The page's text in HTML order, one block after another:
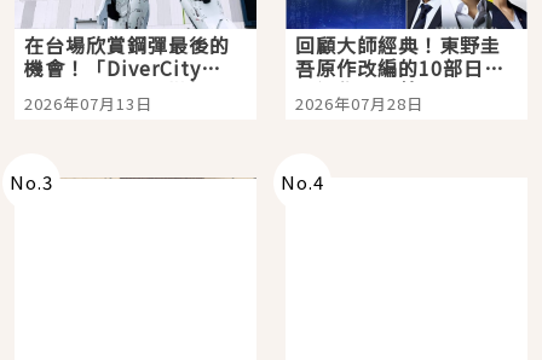
在台場欣賞鋼彈最後的
機會！「DiverCity
Tokyo Plaza」搭船、
購物、美食及夜景，一
2026年07月13日
回顧大師經典！東野圭
吾原作改編的10部日本
影視作品推薦
2026年07月28日
No.3 No.4